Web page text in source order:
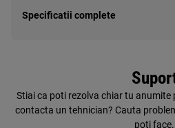
Specificatii complete
Stiai ca poti rezolva chiar tu anumite
contacta un tehnician? Cauta
poti face.